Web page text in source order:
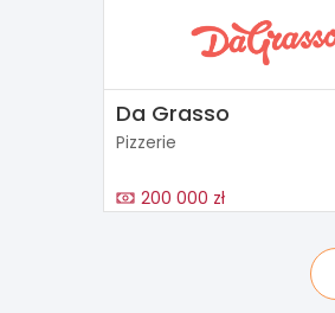
Da Grasso
Pizzerie
200 000 zł